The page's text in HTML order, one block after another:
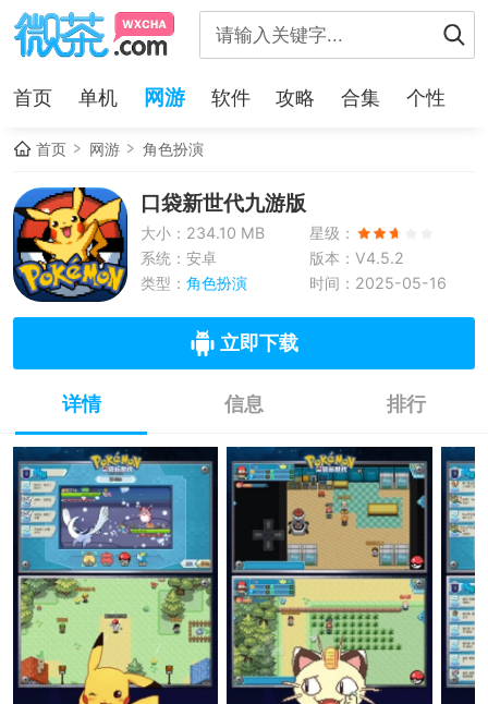
首页 单机 网游 软件 攻略 合集 个性
首页 网游 角色扮演
口袋新世代九游版
大小：234.10 MB
星级：
系统：安卓
版本：V4.5.2
类型： 角色扮演 时间：2025-05-16
立即下载
详情 信息 排行